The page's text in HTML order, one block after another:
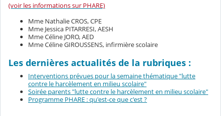
(voir les informations sur PHARE)
Mme Nathalie CROS, CPE
Mme Jessica PITARRESI, AESH
Mme Céline JORO, AED
Mme Céline GIROUSSENS, infirmière scolaire
Les dernières actualités de la rubriques :
Interventions prévues pour la semaine thématique "lutte
contre le harcèlement en milieu scolaire"
Soirée parents "lutte contre le harcèlement en milieu scolaire"
Programme PHARE : qu'est-ce que c'est ?